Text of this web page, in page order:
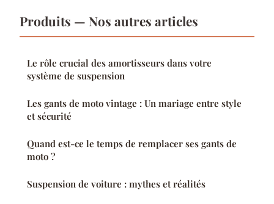
Produits — Nos autres articles
Le rôle crucial des amortisseurs dans votre
système de suspension
Les gants de moto vintage : Un mariage entre style
et sécurité
Quand est-ce le temps de remplacer ses gants de
moto ?
Suspension de voiture : mythes et réalités